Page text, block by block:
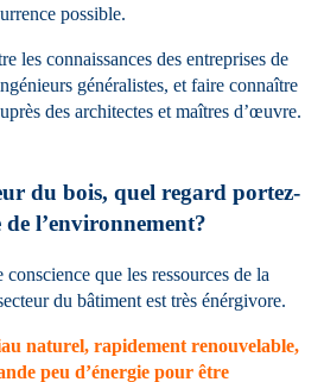
possible.
les connaissances des entreprises de
généralistes, et faire connaître
des architectes et maîtres d’œuvre.
du bois, quel regard portez-
l’environnement?
que les ressources de la
du bâtiment est très énérgivore.
naturel, rapidement renouvelable,
peu d’énergie pour être